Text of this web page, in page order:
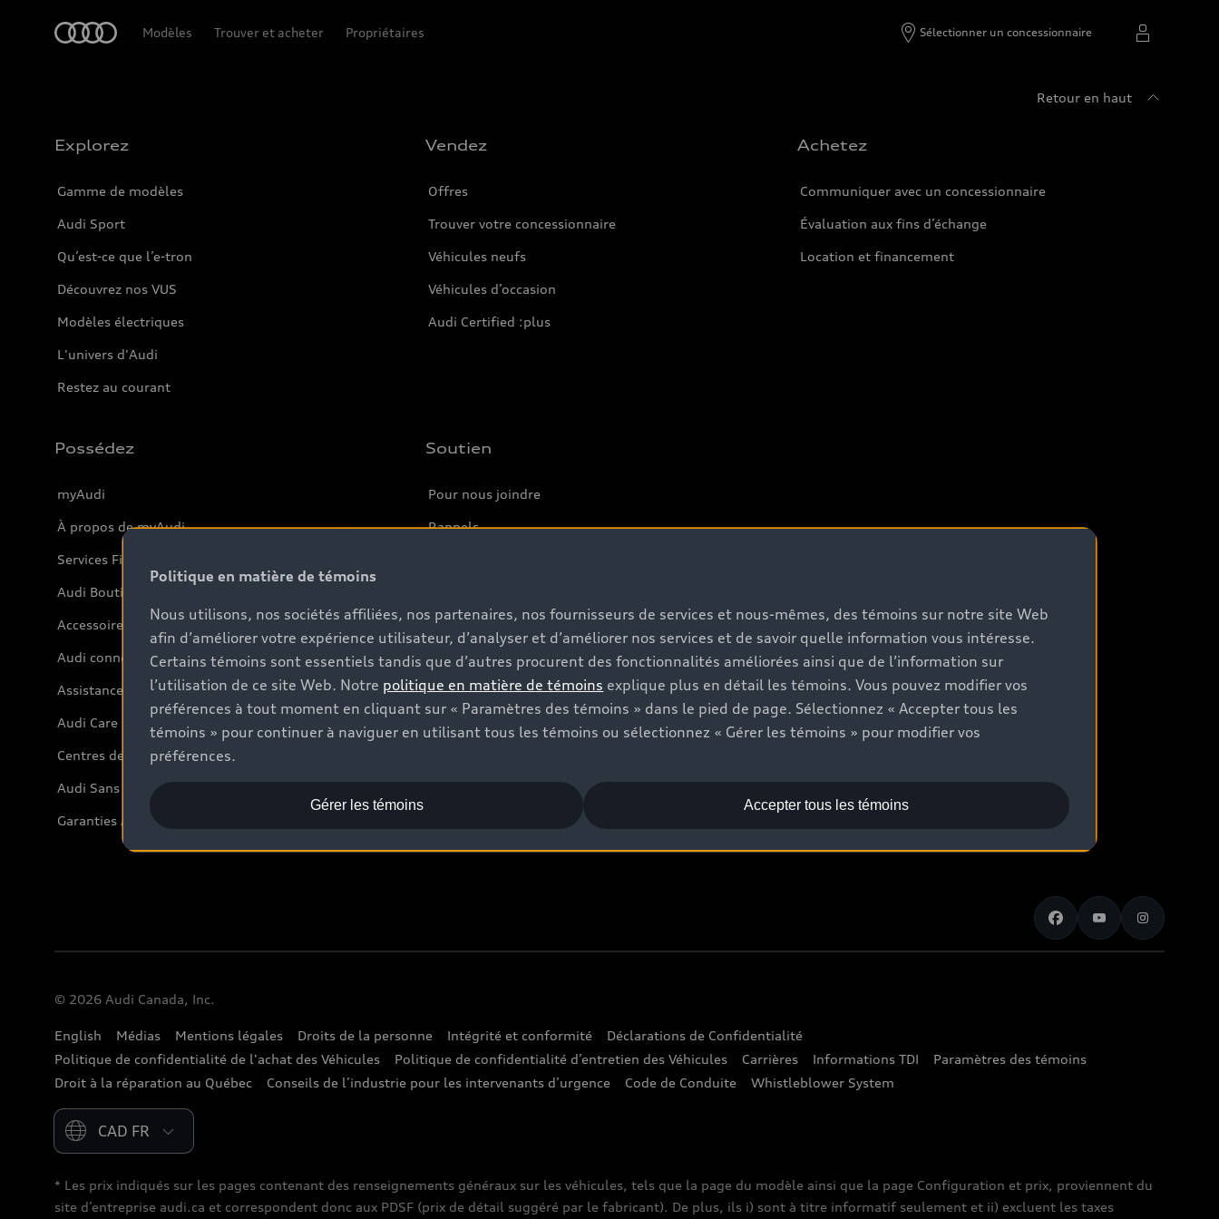
Modèles Trouver et acheter Propriétaires Sélectionner un concessionnaire
Retour en haut
Explorez
Gamme de modèles
Audi Sport
Qu’est-ce que l’e-tron
Découvrez nos VUS
Modèles électriques
L'univers d'Audi
Restez au courant
Vendez
Offres
Trouver votre concessionnaire
Véhicules neufs
Véhicules d’occasion
Audi Certified :plus
Achetez
Communiquer avec un concessionnaire
Évaluation aux fins d’échange
Location et financement
Possédez
myAudi
À propos de myAudi
Services Financiers Audi
Audi Boutique
Accessoires
Audi connect
Assistance routière
Audi Care
Centres de carrosserie Audi
Audi Sans Souci
Garanties Audi et couverture
Soutien
Pour nous joindre
Rappels
© 2026 Audi Canada, Inc.
English Médias Mentions légales Droits de la personne Intégrité et conformité
Déclarations de Confidentialité
Politique de confidentialité de l'achat des Véhicules
Politique de confidentialité d’entretien des Véhicules Carrières Informations TDI
Paramètres des témoins
Droit à la réparation au Québec
Conseils de l’industrie pour les intervenants d’urgence Code de Conduite Whistleblower System
Please select country
* Les prix indiqués sur les pages contenant des renseignements généraux sur les véhicules, tels que la page du modèle ainsi que la page Configuration et prix, proviennent du
site d’entreprise audi.ca et correspondent donc aux PDSF (prix de détail suggéré par le fabricant). De plus, ils i) sont à titre informatif seulement et ii) excluent les taxes
Politique en matière de témoins
Nous utilisons, nos sociétés affiliées, nos partenaires, nos fournisseurs de services et nous-mêmes, des témoins sur notre site Web
afin d’améliorer votre expérience utilisateur, d’analyser et d’améliorer nos services et de savoir quelle information vous intéresse.
Certains témoins sont essentiels tandis que d’autres procurent des fonctionnalités améliorées ainsi que de l’information sur
l’utilisation de ce site Web. Notre politique en matière de témoins explique plus en détail les témoins. Vous pouvez modifier vos
préférences à tout moment en cliquant sur « Paramètres des témoins » dans le pied de page. Sélectionnez « Accepter tous les
témoins » pour continuer à naviguer en utilisant tous les témoins ou sélectionnez « Gérer les témoins » pour modifier vos
préférences.
Accepter tous les témoins
Gérer les témoins